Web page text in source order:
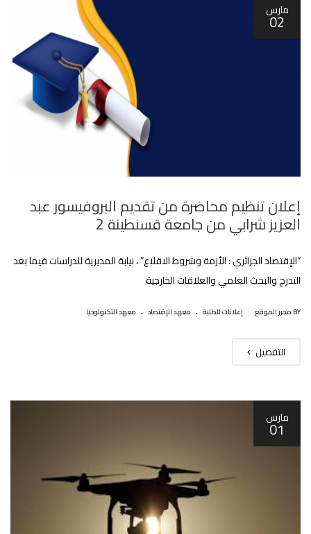
مارس
02
إعلان تنظيم محاضرة من تقديم البروفيسور عبد
العزيز شرابي من جامعة قسنطينة 2
“الإقتصاد الجزائري : الأزمة وشروط الاقلاع” ، نيابة المديرية للدراسات فيما بعد
التدرج والبحث العلمي والعلاقات الخارجية
BY محرر الموقع إعلانات للطلبة . معهد الإقتصاد . معهد التكنولوجيا
التفصيل
مارس
01